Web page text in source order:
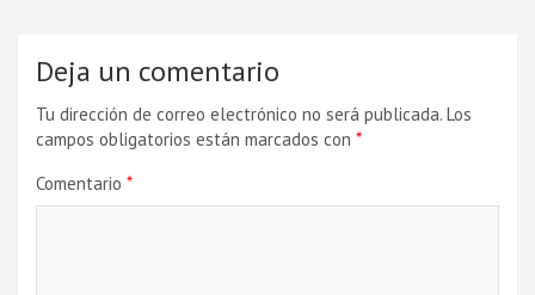
Deja un comentario
Tu dirección de correo electrónico no será publicada. Los
campos obligatorios están marcados con *
Comentario *